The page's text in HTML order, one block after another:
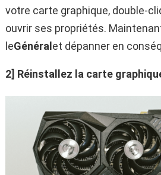
votre carte graphique, double-
ouvrir ses propriétés.
leGénéral et dépanner en
2] Réinstallez la carte